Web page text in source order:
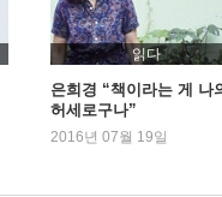
읽다
은희경 “책이라는 게 나
허세로구나”
2016년 07월 19일